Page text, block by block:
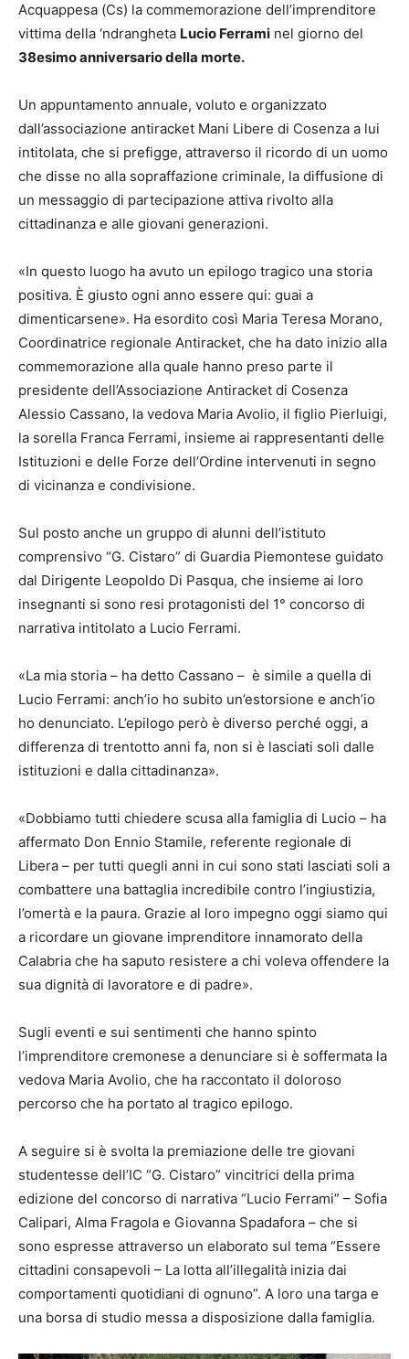
Acquappesa (Cs) la commemorazione dell’imprenditore
vittima della ‘ndrangheta Lucio Ferrami nel giorno del
38esimo anniversario della morte.
Un appuntamento annuale, voluto e organizzato
dall’associazione antiracket Mani Libere di Cosenza a lui
intitolata, che si prefigge, attraverso il ricordo di un uomo
che disse no alla sopraffazione criminale, la diffusione di
un messaggio di partecipazione attiva rivolto alla
cittadinanza e alle giovani generazioni.
«In questo luogo ha avuto un epilogo tragico una storia
positiva. È giusto ogni anno essere qui: guai a
dimenticarsene». Ha esordito così Maria Teresa Morano,
Coordinatrice regionale Antiracket, che ha dato inizio alla
commemorazione alla quale hanno preso parte il
presidente dell’Associazione Antiracket di Cosenza
Alessio Cassano, la vedova Maria Avolio, il figlio Pierluigi,
la sorella Franca Ferrami, insieme ai rappresentanti delle
Istituzioni e delle Forze dell’Ordine intervenuti in segno
di vicinanza e condivisione.
Sul posto anche un gruppo di alunni dell’istituto
comprensivo “G. Cistaro” di Guardia Piemontese guidato
dal Dirigente Leopoldo Di Pasqua, che insieme ai loro
insegnanti si sono resi protagonisti del 1° concorso di
narrativa intitolato a Lucio Ferrami.
«La mia storia – ha detto Cassano – è simile a quella di
Lucio Ferrami: anch’io ho subito un’estorsione e anch’io
ho denunciato. L’epilogo però è diverso perché oggi, a
differenza di trentotto anni fa, non si è lasciati soli dalle
istituzioni e dalla cittadinanza».
«Dobbiamo tutti chiedere scusa alla famiglia di Lucio – ha
affermato Don Ennio Stamile, referente regionale di
Libera – per tutti quegli anni in cui sono stati lasciati soli a
combattere una battaglia incredibile contro l’ingiustizia,
l’omertà e la paura. Grazie al loro impegno oggi siamo qui
a ricordare un giovane imprenditore innamorato della
Calabria che ha saputo resistere a chi voleva offendere la
sua dignità di lavoratore e di padre».
Sugli eventi e sui sentimenti che hanno spinto
l’imprenditore cremonese a denunciare si è soffermata la
vedova Maria Avolio, che ha raccontato il doloroso
percorso che ha portato al tragico epilogo.
A seguire si è svolta la premiazione delle tre giovani
studentesse dell’IC “G. Cistaro” vincitrici della prima
edizione del concorso di narrativa “Lucio Ferrami” – Sofia
Calipari, Alma Fragola e Giovanna Spadafora – che si
sono espresse attraverso un elaborato sul tema “Essere
cittadini consapevoli – La lotta all’illegalità inizia dai
comportamenti quotidiani di ognuno”. A loro una targa e
una borsa di studio messa a disposizione dalla famiglia.